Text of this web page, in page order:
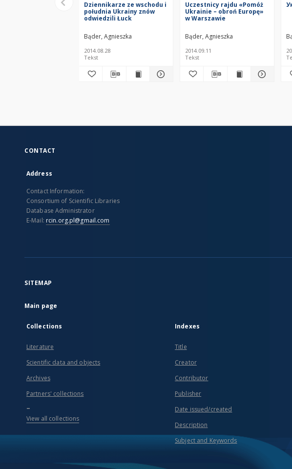
Dziennikarze ze wschodu i
południa Ukrainy znów
odwiedzili Łuck
Bąder, Agnieszka
2014.08.28
Tekst
Uczestnicy rajdu «Pomóż
Ukrainie – obroń Europę»
w Warszawie
Bąder, Agnieszka
2014.09.11
Tekst
CONTACT
Address
Contact Information:
Consortium of Scientific Libraries
Database Administrator
E-Mail: rcin.org.pl@gmail.com
SITEMAP
Main page
Collections
Literature
Scientific data and objects
Archives
Partners' collections
...
View all collections
Indexes
Title
Creator
Contributor
Publisher
Date issued/created
Description
Subject and Keywords